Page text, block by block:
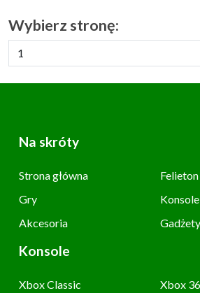
Wybierz stronę:
Na skróty
Strona główna
Felieton
Gry
Konsole
Akcesoria
Gadżety
Konsole
Xbox Classic
Xbox